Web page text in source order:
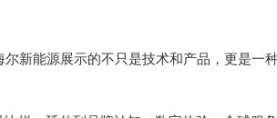
新能源展示的不只是技术和产品，更是一